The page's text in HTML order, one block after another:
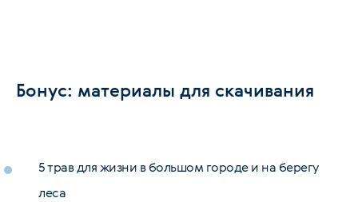
Бонус: материалы для скачивания
5 трав для жизни в большом городе и на берегу
леса